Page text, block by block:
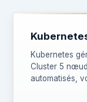
Kubernetes
Cluster 5
automatisés,